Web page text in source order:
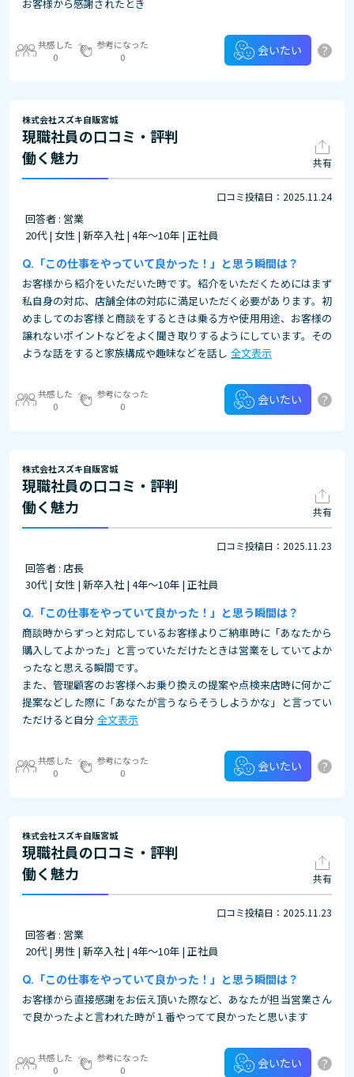
お客様から感謝されたとき
共感した
0
参考になった
0
会いたい ?
株式会社スズキ自販宮城
現職社員の口コミ・評判
働く魅力
共有
口コミ投稿日：2025.11.24
回答者 : 営業
20代 | 女性 | 新卒入社 | 4年～10年 | 正社員
「この仕事をやっていて良かった！」と思う瞬間は？
お客様から紹介をいただいた時です。紹介をいただくためにはまず
私自身の対応、店舗全体の対応に満足いただく必要があります。初
めましてのお客様と商談をするときは乗る方や使用用途、お客様の
譲れないポイントなどをよく聞き取りするようにしています。その
ような話をすると家族構成や趣味などを話し 全文表示
共感した
0
参考になった
0
会いたい ?
株式会社スズキ自販宮城
現職社員の口コミ・評判
働く魅力
共有
口コミ投稿日：2025.11.23
回答者 : 店長
30代 | 女性 | 新卒入社 | 4年～10年 | 正社員
「この仕事をやっていて良かった！」と思う瞬間は？
商談時からずっと対応しているお客様よりご納車時に「あなたから
購入してよかった」と言っていただけたときは営業をしていてよか
ったなと思える瞬間です。
また、管理顧客のお客様へお乗り換えの提案や点検来店時に何かご
提案などした際に「あなたが言うならそうしようかな」と言ってい
ただけると自分 全文表示
共感した
0
参考になった
0
会いたい ?
株式会社スズキ自販宮城
現職社員の口コミ・評判
働く魅力
共有
口コミ投稿日：2025.11.23
回答者 : 営業
20代 | 男性 | 新卒入社 | 4年～10年 | 正社員
「この仕事をやっていて良かった！」と思う瞬間は？
お客様から直接感謝をお伝え頂いた際など、あなたが担当営業さん
で良かったよと言われた時が１番やってて良かったと思います
共感した
0
参考になった
0
会いたい ?